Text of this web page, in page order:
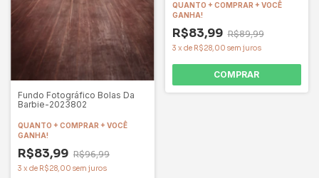
Fundo Fotográfico Bolas Da
Barbie-2023802
QUANTO + COMPRAR + VOCÊ
GANHA!
R$83,99 R$96,99
3 x de R$28,00 sem juros
QUANTO + COMPRAR + VOCÊ
GANHA!
R$83,99 R$89,99
3 x de R$28,00 sem juros
COMPRAR